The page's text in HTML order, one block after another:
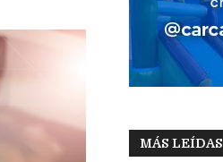
MÁS LEÍDAS